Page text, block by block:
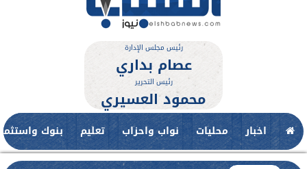
رئيس مجلس الإدارة
عصام بداري
رئيس التحرير
محمود العسيري
اخبار محليات نواب واحزاب تعليم بنوك